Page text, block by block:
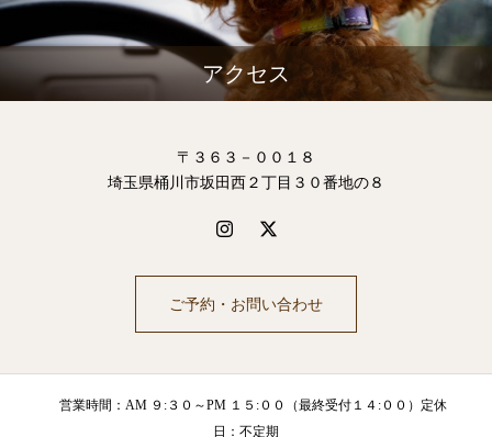
アクセス
〒３６３－００１８
埼玉県桶川市坂田西２丁目３０番地の８
ご予約・お問い合わせ
営業時間：AM ９:３０～PM １５:００（最終受付１４:００）定休
日：不定期